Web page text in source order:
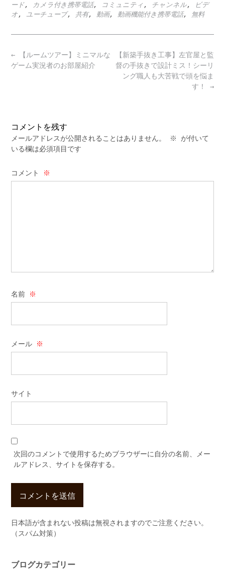
ード, カメラ付き携帯電話, コミュニティ , チャンネル,
ビデ
オ, ユーチューブ, 共有, 動画, 動画機能付き携帯電話, 無料
Post
navigation
【新築手抜き工事】左官屋と監
督の手抜きで設計ミス！シーリ
ング職人も大苦戦で頭を悩ま
す！ →
← 【ルームツアー】ミニマルな
ゲーム実況者のお部屋紹介
コメントを残す
メールアドレスが公開されることはありません。 ※
が付いて
いる欄は必須項目です
コメント ※
名前 ※
メール ※
サイト
次回のコメントで使用するためブラウザーに自分の名前、メー
ルアドレス、サイトを保存する。
日本語が含まれない投稿は無視されますのでご注意ください。
（スパム対策）
ブログカテゴリー